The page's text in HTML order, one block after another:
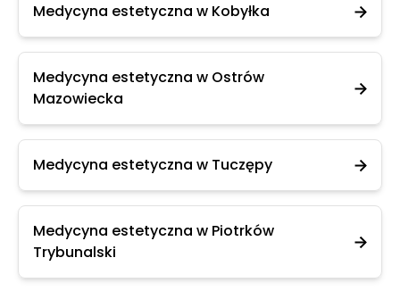
Medycyna estetyczna w Kobyłka
Medycyna estetyczna w Ostrów
Mazowiecka
Medycyna estetyczna w Tuczępy
Medycyna estetyczna w Piotrków
Trybunalski